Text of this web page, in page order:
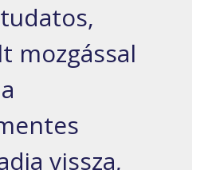
mozgással
vissza,